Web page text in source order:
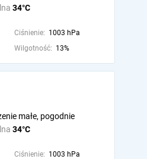
34°C
Ciśnienie: 1003 hPa
Wilgotność: 13%
34°C
małe, pogodnie
Ciśnienie: 1003 hPa